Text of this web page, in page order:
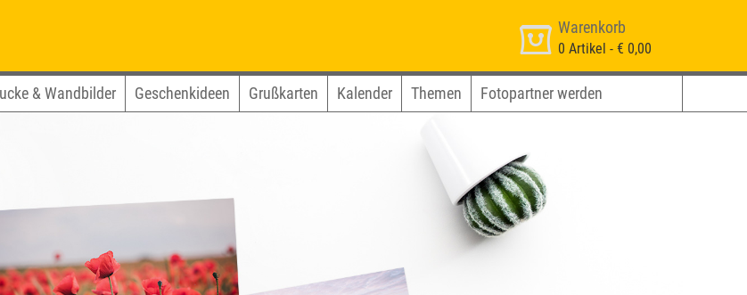
Warenkorb
0 Artikel - € 0,00
& Wandbilder Geschenkideen Grußkarten Kalender Themen Fotopartner werden